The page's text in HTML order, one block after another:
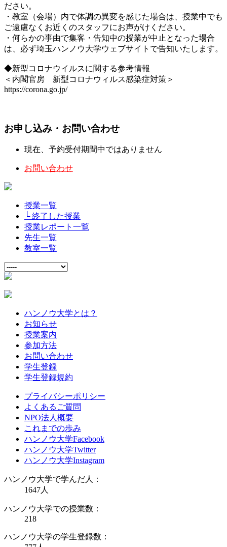
ださい。
・教室（会場）内で体調の異変を感じた場合は、授業中でも
ご遠慮なくお近くのスタッフにお声がけください。
・何らかの事由で集客・告知中の授業が中止となった場合
は、必ず埼玉ハンノウ大学ウェブサイトで告知いたします。
◆新型コロナウイルスに関する参考情報
＜内閣官房 新型コロナウィルス感染症対策＞
https://corona.go.jp/
お申し込み・お問い合わせ
現在、予約受付期間中ではありません
お問い合わせ
授業一覧
└ 終了した授業
授業レポート一覧
先生一覧
教室一覧
ハンノウ大学とは？
お知らせ
授業案内
参加方法
お問い合わせ
学生登録
学生登録規約
プライバシーポリシー
よくあるご質問
NPO法人概要
これまでの歩み
ハンノウ大学Facebook
ハンノウ大学Twitter
ハンノウ大学Instagram
ハンノウ大学で学んだ人：
1647人
ハンノウ大学での授業数：
218
ハンノウ大学の学生登録数：